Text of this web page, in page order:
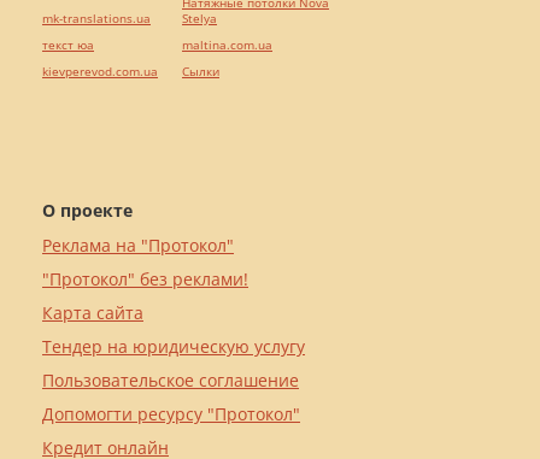
О проекте
Реклама на "Протокол"
"Протокол" без реклами!
Карта сайта
Тендер на юридическую услугу
Пользовательское соглашение
Допомогти ресурсу "Протокол"
Кредит онлайн
mk-translations.ua
текст юа
kievperevod.com.ua
Stelya
maltina.com.ua
Cылки